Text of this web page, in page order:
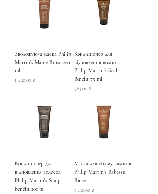
Зволожуюча маска Philip
Martin’s Maple Rinse 200
ml
Ціна
1 430,00 ₴
Кондиціонер для
відновлення волосся
Philip Martin’s Scalp
Benefit 75 ml
Ціна
765,00 ₴
Кондиціонер для
відновлення волосся
Philip Martin’s Scalp
Benefit 200 ml
Маска для обʼєму волосся
Philip Martin’s Babassu
Rinse
Ціна
1 430,00 ₴